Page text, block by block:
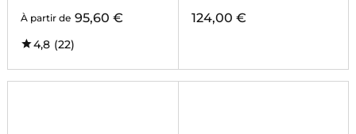
À partir de 95,60 €
4,8 (22)
124,00 €